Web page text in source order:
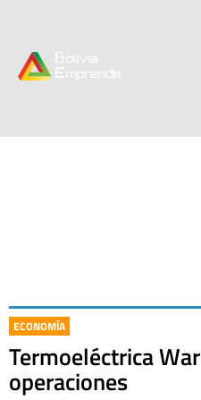
ECONOMÍA
Termoeléctrica
operaciones